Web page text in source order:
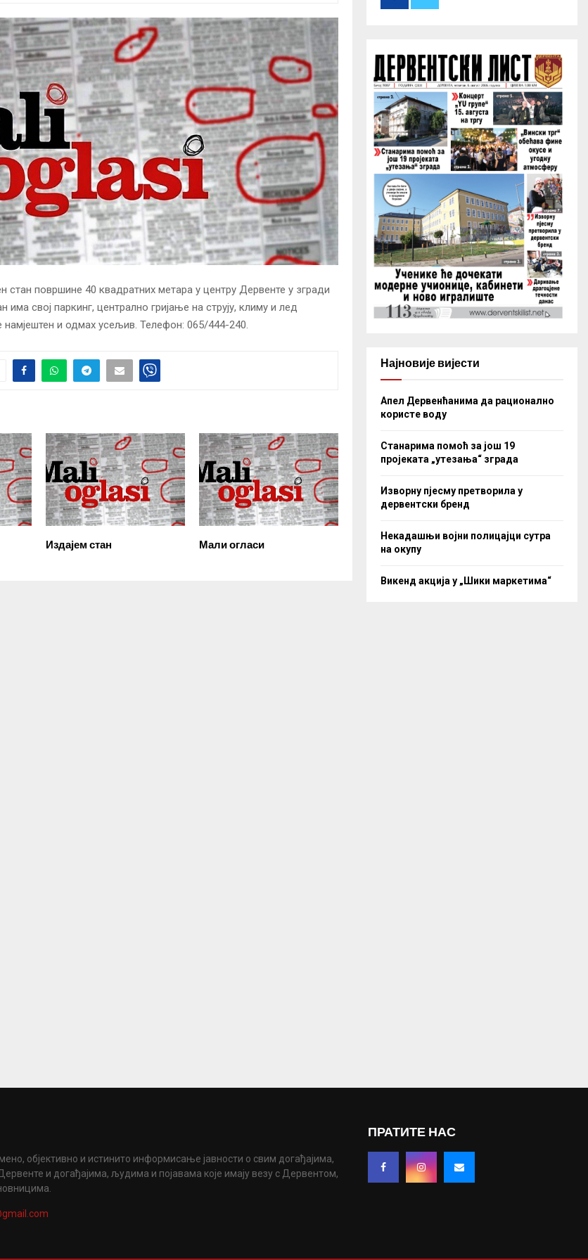
стан површине 40 квадратних метара у центру Дервенте у згради
има свој паркинг, централно гријање на струју, климу и лед
намјештен и одмах усељив. Телефон: 065/444-240.
Издајем стан Мали огласи
H
Најновије вијести
Апел Дервенћанима да рационално
користе воду
Станарима помоћ за још 19
пројеката „утезања“ зграда
Изворну пјесму претворила у
дервентски бренд
Некадашњи војни полицајци сутра
на окупу
Викенд акција у „Шики маркетима“
објективно и истинито информисање јавности о свим догађајима,
и догађајима, људима и појавама које имају везу с Дервентом,
ПРАТИТЕ НАС